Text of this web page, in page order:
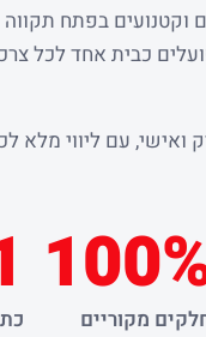
וקטנועים בפתח
2000 אנו פועלים כבית אחד
ואישי, עם ליווי
מקוריים